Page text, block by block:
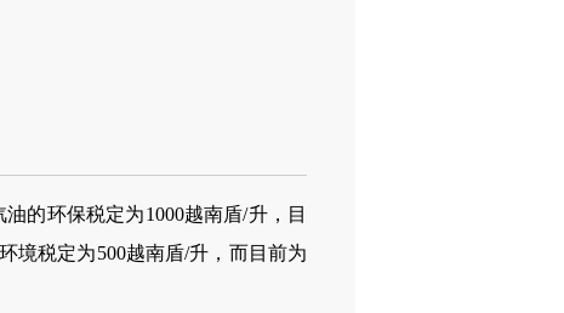
的环保税定为1000越南盾/升，目
境税定为500越南盾/升，而目前为